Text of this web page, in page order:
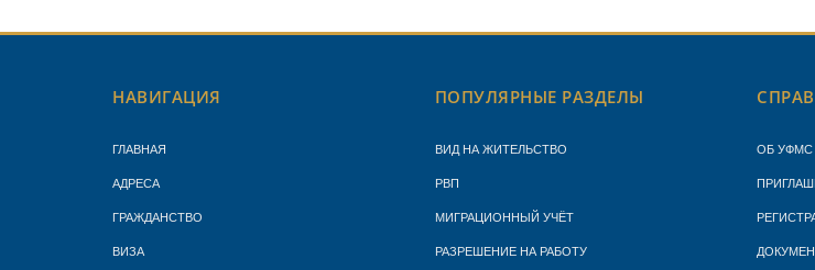
НАВИГАЦИЯ
ГЛАВНАЯ
АДРЕСА
ГРАЖДАНСТВО
ВИЗА
ПОПУЛЯРНЫЕ РАЗДЕЛЫ
ВИД НА ЖИТЕЛЬСТВО
РВП
МИГРАЦИОННЫЙ УЧЁТ
РАЗРЕШЕНИЕ НА РАБОТУ
ОБ УФМС